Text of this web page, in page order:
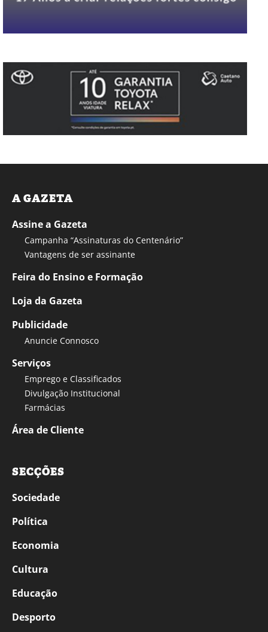
A GAZETA
Assine a Gazeta
Campanha “Assinaturas do Centenário”
Vantagens de ser assinante
Feira do Ensino e Formação
Loja da Gazeta
Publicidade
Anuncie Connosco
Serviços
Emprego e Classificados
Divulgação Institucional
Farmácias
Área de Cliente
SECÇÕES
Sociedade
Política
Economia
Cultura
Educação
Desporto